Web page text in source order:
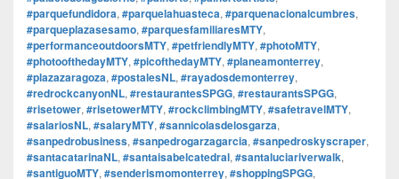
#parquefundidora, #parquelahuasteca, #parquenacionalcumbres,
#parqueplazasesamo, #parquesfamiliaresMTY,
#performanceoutdoorsMTY, #petfriendlyMTY, #photoMTY,
#photoofthedayMTY, #picofthedayMTY, #planeamonterrey,
#plazazaragoza, #postalesNL, #rayadosdemonterrey,
#redrockcanyonNL, #restaurantesSPGG, #restaurantsSPGG,
#risetower, #risetowerMTY, #rockclimbingMTY, #safetravelMTY,
#salariosNL, #salaryMTY, #sannicolasdelosgarza,
#sanpedrobusiness, #sanpedrogarzagarcia, #sanpedroskyscraper,
#santacatarinaNL, #santaisabelcatedral, #santaluciariverwalk,
#santiguoMTY, #senderismomonterrey, #shoppingSPGG,